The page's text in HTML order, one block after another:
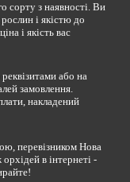
сорту з наявності. Ви
і якістю до
і якість вас
або на
замовлення.
накладений
перевізником Нова
в інтернеті -